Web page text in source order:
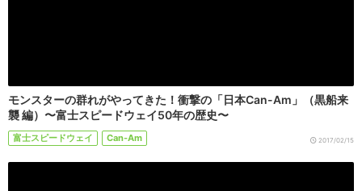
モンスターの群れがやってきた！衝撃の「日本Can-Am」（黒船来
襲 編）〜富士スピードウェイ50年の歴史〜
富士スピードウェイ Can-Am 2017/02/15